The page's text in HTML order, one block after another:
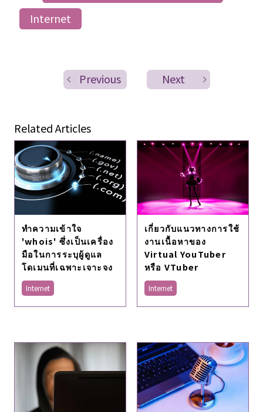
Internet
Previous Next
Related Articles
ทำความเข้าใจ
'whois' ซึ่งเป็นเครื่อง
มือในการระบุผู้ดูแล
โดเมนที่เฉพาะเจาะจง
Internet
เกี่ยวกับแนวทางการใช้
งานเนื้อหาของ
Virtual YouTuber
หรือ VTuber
Internet